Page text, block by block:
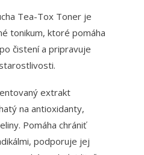
Tea-Tox Toner je
tonikum, ktoré pomáha
čistení a pripravuje
extrakt
na antioxidanty,
Pomáha chrániť
podporuje jej